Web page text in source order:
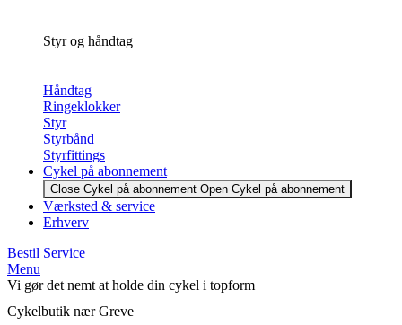
Styr og håndtag
Håndtag
Ringeklokker
Styr
Styrbånd
Styrfittings
Cykel på abonnement
Close Cykel på abonnement Open Cykel på abonnement
Værksted & service
Erhverv
Bestil Service
Menu
Vi gør det nemt at holde din cykel i topform
Cykelbutik nær Greve